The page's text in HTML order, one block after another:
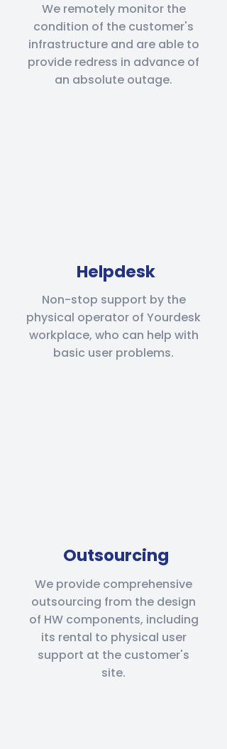
We remotely monitor the
condition of the customer's
infrastructure and are able to
provide redress in advance of
an absolute outage.
Helpdesk
Non-stop support by the
physical operator of Yourdesk
workplace, who can help with
basic user problems.
Outsourcing
We provide comprehensive
outsourcing from the design
of HW components, including
its rental to physical user
support at the customer's
site.